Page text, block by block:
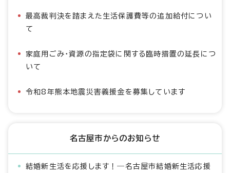
最高裁判決を踏まえた生活保護費等の追加給付につい
て
家庭用ごみ・資源の指定袋に関する臨時措置の延長につ
いて
令和8年熊本地震災害義援金を募集しています
名古屋市からのお知らせ
結婚新生活を応援します！―名古屋市結婚新生活応援